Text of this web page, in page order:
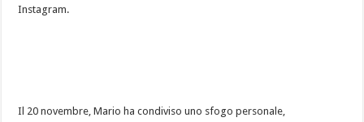
Instagram.
Il 20 novembre, Mario ha condiviso uno sfogo personale,